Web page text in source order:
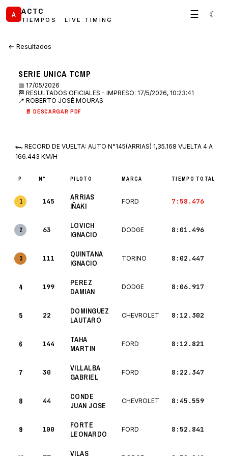
A ACTC
TIEMPOS · LIVE TIMING ☰ ☾
← Resultados
SERIE UNICA TCMP
📅 17/05/2026
🏁 RESULTADOS OFICIALES - IMPRESO: 17/5/2026, 10:23:41
📍 ROBERTO JOSÉ MOURAS
📄 DESCARGAR PDF
🏎 RECORD DE VUELTA: AUTO N°145(ARRIAS) 1,35.168 VUELTA 4 A
166.443 KM/H
P N° PILOTO MARCA TIEMPO TOTAL
1 145
ARRIAS
IÑAKI
FORD 7:58.476
2 63
LOVICH
IGNACIO
DODGE 8:01.496
3 111
QUINTANA
IGNACIO
TORINO 8:02.447
4 199
PEREZ
DAMIAN
DODGE 8:06.917
5 22
DOMINGUEZ
LAUTARO
CHEVROLET 8:12.302
6 144
TAHA
MARTIN
FORD 8:12.821
7 30
VILLALBA
GABRIEL
FORD 8:22.347
8 44
CONDE
JUAN JOSE
CHEVROLET 8:45.559
9 100
FORTE
LEONARDO
FORD 8:52.841
VILAS